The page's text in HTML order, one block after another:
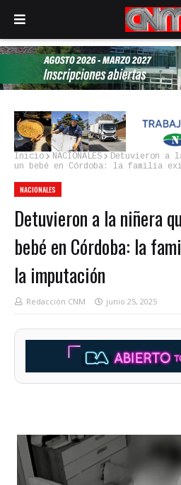
Inicio NACIONALES
Detuvieron a
un bebé en Córdoba: la familia
NACIONALES
Detuvieron a la niñera
bebé en Córdoba: la
la imputación
Redacción CNM junio 25, 2025